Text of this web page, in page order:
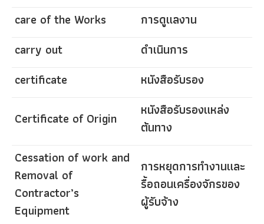
care of the Works
การดูแลงาน
carry out
ดำเนินการ
certificate
หนังสือรับรอง
Certificate of Origin
หนังสือรับรองแหล่ง
ต้นทาง
Cessation of work and
Removal of
Contractor’s
Equipment
การหยุดการทำงานและ
รื้อถอนเครื่องจักรของ
ผู้รับจ้าง